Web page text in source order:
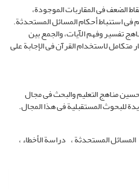
الضعف فی المقاربات الموجودة،
فی استنباط أحکام المسائل المستحدثة.
تفسیر وفهم الآیات، والجمع بین
متکامل لاستخدام القرآن فی الإجابة على
مناهج التعلیم والبحث فی مجال
للبحوث المستقبلیة فی هذا المجال.
المسائل المستحدثة دراسة الأخطاء